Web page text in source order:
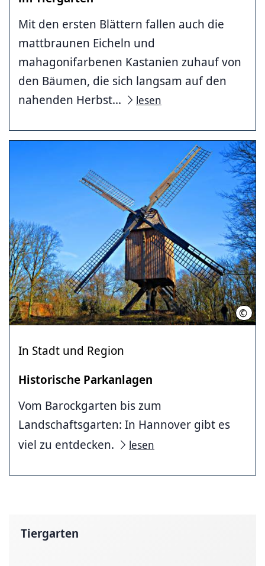
Mit den ersten Blättern fallen auch die
mattbraunen Eicheln und
mahagonifarbenen Kastanien zuhauf von
den Bäumen, die sich langsam auf den
nahenden Herbst...
lesen
©
In Stadt und Region
Historische Parkanlagen
Vom Barockgarten bis zum
Landschaftsgarten: In Hannover gibt es
viel zu entdecken.
lesen
Tiergarten